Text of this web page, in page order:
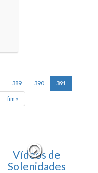
389 390 391
fim »
Vídeos de
Solenidades